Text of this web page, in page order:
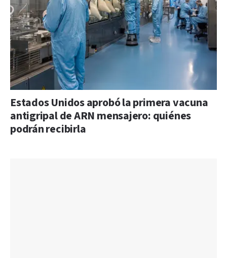
Estados Unidos aprobó la primera vacuna
antigripal de ARN mensajero: quiénes
podrán recibirla